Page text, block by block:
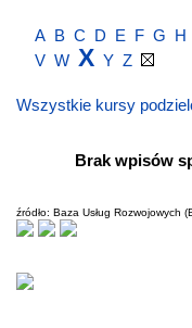
A B C D E F G H
V W X Y Z
Wszystkie kursy
Brak wpisów
źródło: Baza Usług Rozwojowych